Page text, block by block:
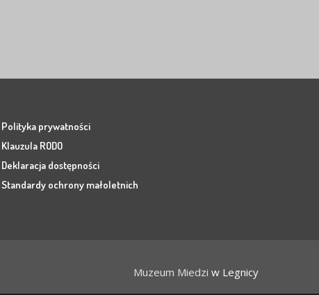
Polityka prywatności
Klauzula RODO
Deklaracja dostępności
Standardy ochrony małoletnich
Muzeum Miedzi w Legnicy